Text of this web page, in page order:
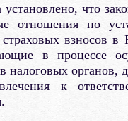
что
отношения по
взносов в
в процессе
налоговых органов,
к